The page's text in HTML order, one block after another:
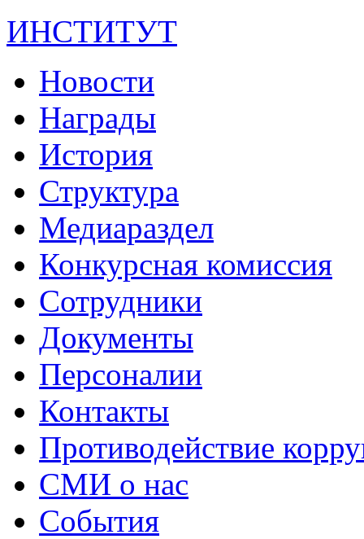
ИНСТИТУТ
Новости
Награды
История
Структура
Медиараздел
Конкурсная комиссия
Сотрудники
Документы
Персоналии
Контакты
Противодействие
СМИ о нас
События